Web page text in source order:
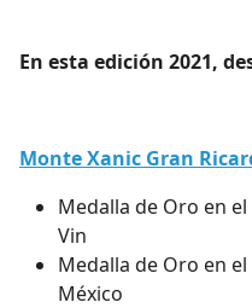
En esta edición 2021,
Monte Xanic Gran
Medalla de Oro en
Vin
Medalla de Oro en
México